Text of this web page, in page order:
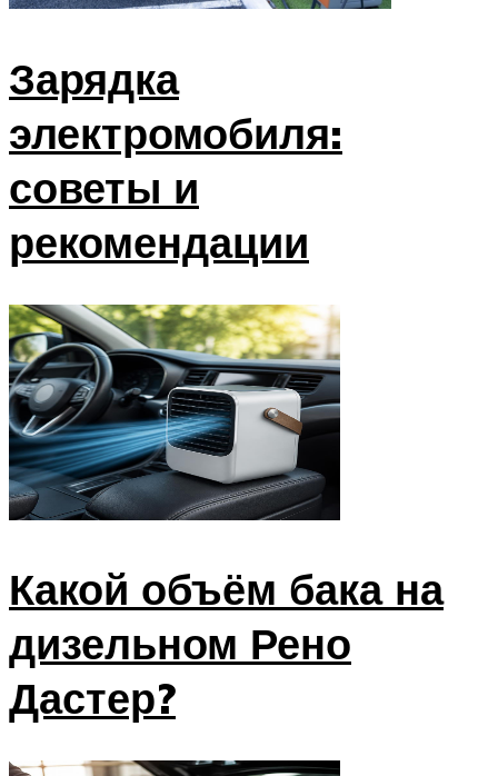
Зарядка
электромобиля:
советы и
рекомендации
Какой объём бака на
дизельном Рено
Дастер?